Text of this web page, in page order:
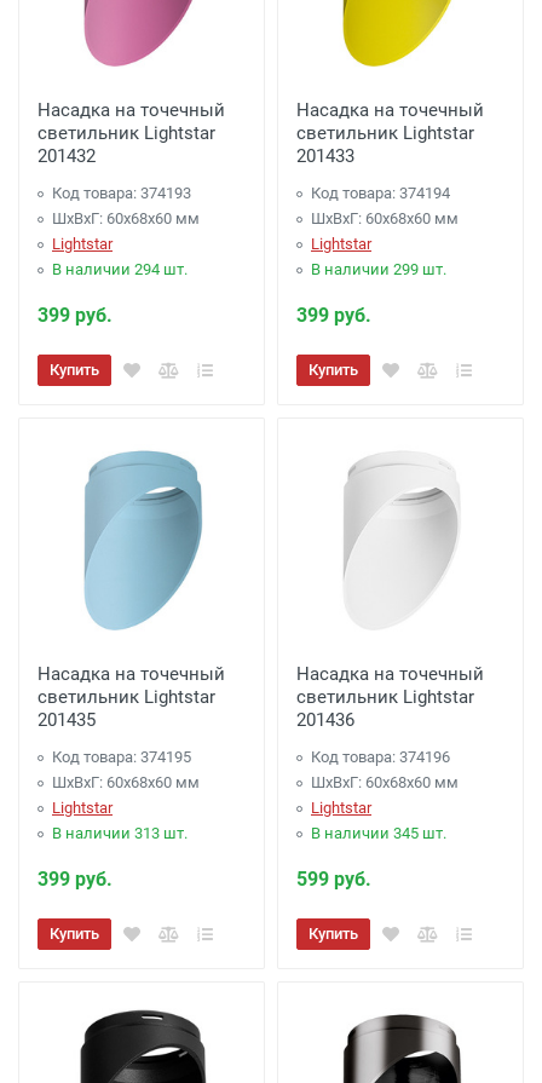
Насадка на точечный
светильник Lightstar
201432
Код товара: 374193
ШхВхГ: 60x68x60 мм
Lightstar
В наличии 294 шт.
399 руб.
Купить
Насадка на точечный
светильник Lightstar
201433
Код товара: 374194
ШхВхГ: 60x68x60 мм
Lightstar
В наличии 299 шт.
399 руб.
Купить
Насадка на точечный
светильник Lightstar
201435
Код товара: 374195
ШхВхГ: 60x68x60 мм
Lightstar
В наличии 313 шт.
399 руб.
Купить
Насадка на точечный
светильник Lightstar
201436
Код товара: 374196
ШхВхГ: 60x68x60 мм
Lightstar
В наличии 345 шт.
599 руб.
Купить